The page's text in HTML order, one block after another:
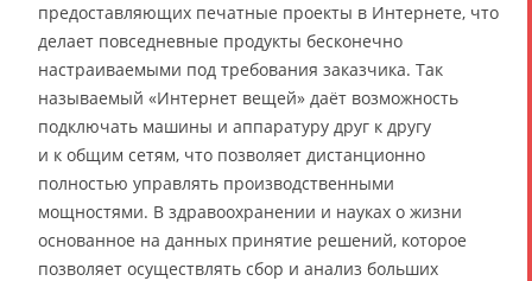
предоставляющих печатные проекты в Интернете, что
делает повседневные продукты бесконечно
настраиваемыми под требования заказчика. Так
называемый «Интернет вещей» даёт возможность
подключать машины и аппаратуру друг к другу
и к общим сетям, что позволяет дистанционно
полностью управлять производственными
мощностями. В здравоохранении и науках о жизни
основанное на данных принятие решений, которое
позволяет осуществлять сбор и анализ больших